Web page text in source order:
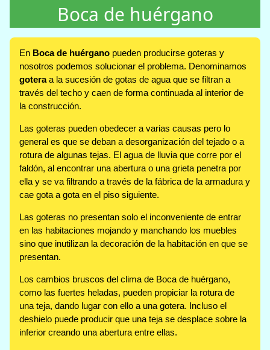
Boca de huérgano
En Boca de huérgano pueden producirse goteras y
nosotros podemos solucionar el problema. Denominamos
goteraa la sucesión de gotas de agua que se filtran a
través del techo y caen de forma continuada al interior de
la construcción.
Las goteras pueden obedecer a varias causas pero lo
general es que se deban a desorganización del tejado o a
rotura de algunas tejas. El agua de lluvia que corre por el
faldón, al encontrar una abertura o una grieta penetra por
ella y se va filtrando a través de la fábrica de la armadura y
cae gota a gota en el piso siguiente.
Las goteras no presentan solo el inconveniente de entrar
en las habitaciones mojando y manchando los muebles
sino que inutilizan la decoración de la habitación en que se
presentan.
Los cambios bruscos del clima de Boca de huérgano,
como las fuertes heladas, pueden propiciar la rotura de
una teja, dando lugar con ello a una gotera. Incluso el
deshielo puede producir que una teja se desplace sobre la
inferior creando una abertura entre ellas.